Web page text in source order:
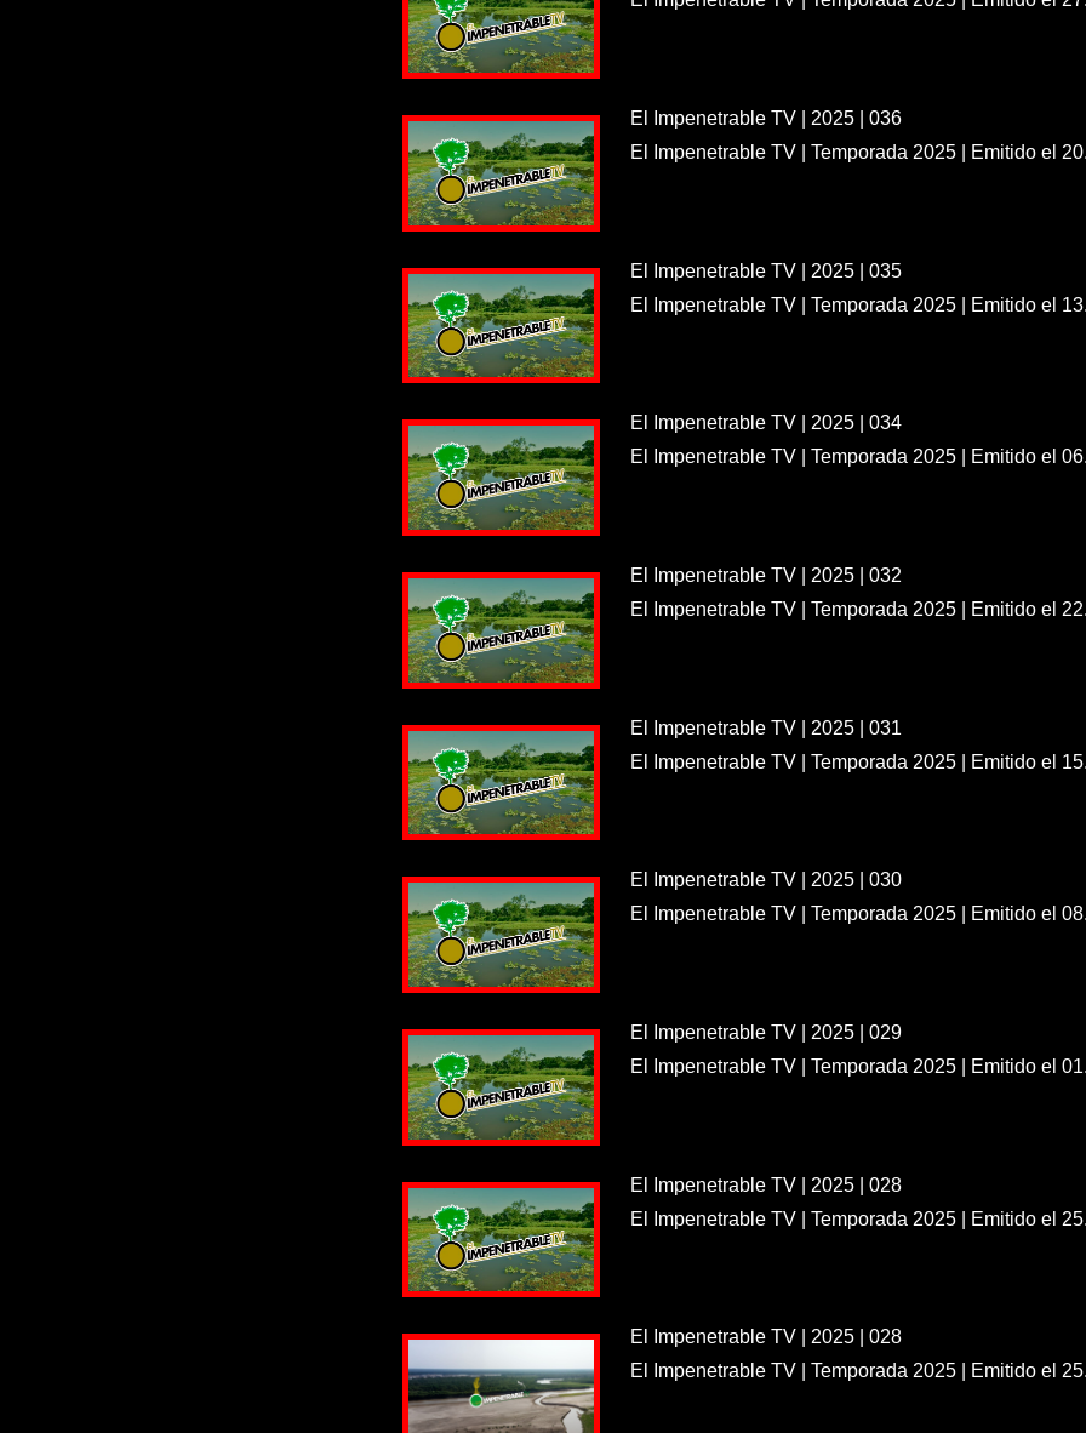
El Impenetrable TV | 2025 | 036
El Impenetrable TV | Temporada 2025 | Emitido el
El Impenetrable TV | 2025 | 035
El Impenetrable TV | Temporada 2025 | Emitido el
El Impenetrable TV | 2025 | 034
El Impenetrable TV | Temporada 2025 | Emitido el
El Impenetrable TV | 2025 | 032
El Impenetrable TV | Temporada 2025 | Emitido el
El Impenetrable TV | 2025 | 031
El Impenetrable TV | Temporada 2025 | Emitido el
El Impenetrable TV | 2025 | 030
El Impenetrable TV | Temporada 2025 | Emitido el
El Impenetrable TV | 2025 | 029
El Impenetrable TV | Temporada 2025 | Emitido el
El Impenetrable TV | 2025 | 028
El Impenetrable TV | Temporada 2025 | Emitido el
El Impenetrable TV | 2025 | 028
El Impenetrable TV | Temporada 2025 | Emitido el